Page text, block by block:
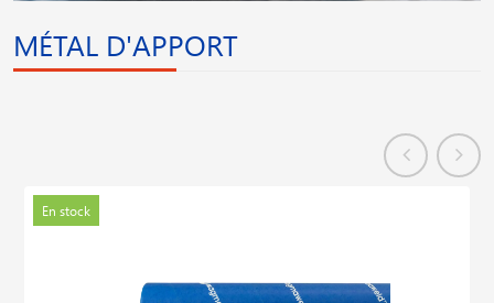
MÉTAL D'APPORT
En stock